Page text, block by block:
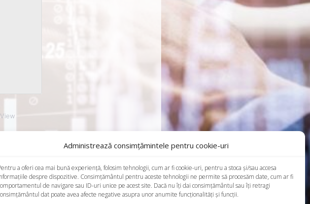
Administrează consimțămintele pentru cookie-uri
a oferi cea mai bună experiență, folosim tehnologii, cum ar fi cookie-uri, pentru a stoca și/sau accesa
despre dispozitive. Consimțământul pentru aceste tehnologii ne permite să procesăm date, cum ar fi
de navigare sau ID-uri unice pe acest site. Dacă nu îți dai consimțământul sau îți retragi
dat poate avea afecte negative asupra unor anumite funcționalități și funcții.